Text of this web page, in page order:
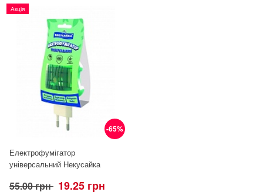
-65%
Акція
Електрофумігатор
універсальний Некусайка
55.00 грн 19.25 грн